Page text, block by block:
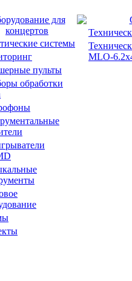
для
концертов
системы
пульты
обработки
MLO-